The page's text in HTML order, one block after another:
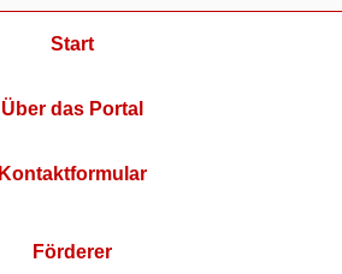
Start
Über das Portal
Kontaktformular
Förderer